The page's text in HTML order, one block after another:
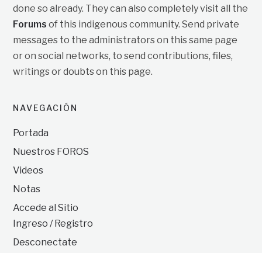
done so already. They can also completely visit all the
Forums of this indigenous community. Send private
messages to the administrators on this same page
or on social networks, to send contributions, files,
writings or doubts on this page.
NAVEGACIÓN
Portada
Nuestros FOROS
Videos
Notas
Accede al Sitio
Ingreso / Registro
Desconectate